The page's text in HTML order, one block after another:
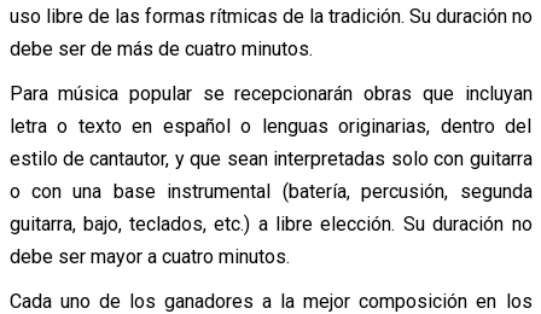
uso libre de las formas rítmicas de la tradición. Su duración no
debe ser de más de cuatro minutos.
Para música popular se recepcionarán obras que incluyan
letra o texto en español o lenguas originarias, dentro del
estilo de cantautor, y que sean interpretadas solo con guitarra
o con una base instrumental (batería, percusión, segunda
guitarra, bajo, teclados, etc.) a libre elección. Su duración no
debe ser mayor a cuatro minutos.
Cada uno de los ganadores a la mejor composición en los